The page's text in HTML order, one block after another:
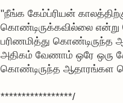
"நீங்க கேம்ப்ரியன்
கொண்டிருக்கவில்லை
பரிணமித்து கொண்டிருந்த
அதிகம் வேணாம் ஒரே ஒரு
கொண்டிருந்த ஆதாரங்கள
*****************/